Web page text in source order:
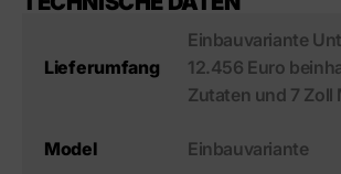
Lieferumfang
Einbauvariante
12.456 Euro
Zutaten und 7 Zoll
Model Einbauvariante